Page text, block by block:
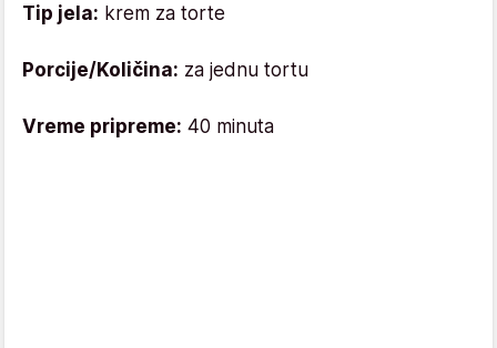
Tip jela: krem za torte
Porcije/Količina: za jednu tortu
Vreme pripreme: 40 minuta